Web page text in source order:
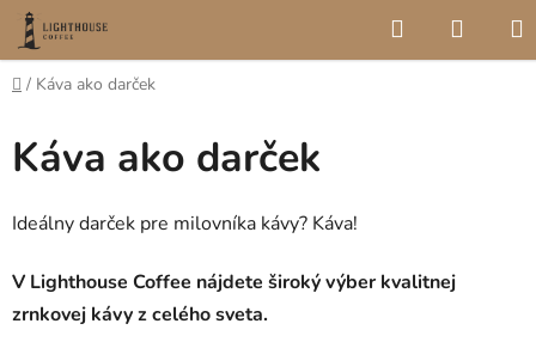
Prejsť
obsah
Hľadať
KOŠÍK
Domov
/ Káva ako darček
Káva ako darček
Ideálny darček pre milovníka kávy? Káva!
V Lighthouse Coffee nájdete široký výber kvalitnej
zrnkovej kávy z celého sveta.